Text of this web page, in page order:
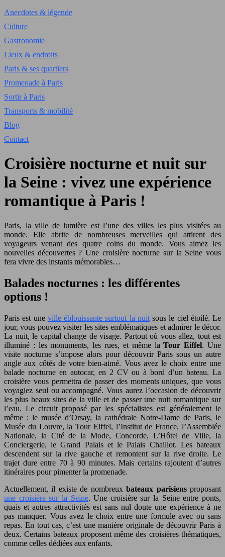
Anecdotes & légende
Culture
Gastronomie
Lieux & endroits
Paris & ses quartiers
Promenade à Paris
Sortir à Paris
Transports & mobilité
Blog
Contact
Croisière nocturne et nuit sur
la Seine : vivez une expérience
romantique à Paris !
Paris, la ville de lumière est l’une des villes les plus visitées au
monde. Elle abrite de nombreuses merveilles qui attirent des
voyageurs venant des quatre coins du monde. Vous aimez les
nouvelles découvertes ? Une croisière nocturne sur la Seine vous
fera vivre des instants mémorables…
Balades nocturnes : les différentes
options !
Paris est une ville éblouissante surtout la nuitsous le ciel étoilé. Le
jour, vous pouvez visiter les sites emblématiques et admirer le décor.
La nuit, le capital change de visage. Partout où vous allez, tout est
illuminé : les monuments, les rues, et même laTour Eiffel. Une
visite nocturne s’impose alors pour découvrir Paris sous un autre
angle aux côtés de votre bien-aimé. Vous avez le choix entre une
balade nocturne en autocar, en 2 CV ou à bord d’un bateau. La
croisière vous permettra de passer des moments uniques, que vous
voyagiez seul ou accompagné. Vous aurez l’occasion de découvrir
les plus beaux sites de la ville et de passer une nuit romantique sur
l’eau. Le circuit proposé par les spécialistes est généralement le
même : le musée d’Orsay, la cathédrale Notre-Dame de Paris, le
Musée du Louvre, la Tour Eiffel, l’Institut de France, l’Assemblée
Nationale, la Cité de la Mode, Concorde, L’Hôtel de Ville, la
Conciergerie, le Grand Palais et le Palais Chaillot. Les bateaux
descendent sur la rive gauche et remontent sur la rive droite. Le
trajet dure entre 70 à 90 minutes. Mais certains rajoutent d’autres
itinéraires pour pimenter la promenade.
Actuellement, il existe de nombreuxbateaux parisiensproposant
une croisière sur la Seine. Une croisière sur la Seine entre ponts,
quais et autres attractivités est sans nul doute une expérience à ne
pas manquer. Vous avez le choix entre une formule avec ou sans
repas. En tout cas, c’est une manière originale de découvrir Paris à
deux. Certains bateaux proposent même des croisières thématiques,
comme celles dédiées aux enfants.